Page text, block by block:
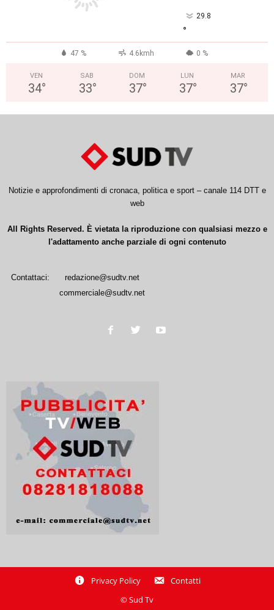
29.8
°
47 % 4.6kmh 0 %
VEN
34°
SAB
33°
DOM
37°
LUN
37°
MAR
37°
Notizie e approfondimenti di cronaca, politica e sport – canale 114 DTT e
web
All Rights Reserved. È vietata la riproduzione con qualsiasi mezzo e
l'adattamento anche parziale di ogni contenuto
Contattaci:
redazione@sudtv.net
commerciale@sudtv.net
Privacy Policy
Contatti
© Sud Tv